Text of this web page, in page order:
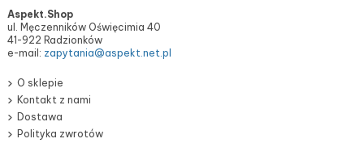
Aspekt.Shop
ul. Męczenników Oświęcimia 40
41-922 Radzionków
e-mail: zapytania@aspekt.net.pl
O sklepie
Kontakt z nami
Dostawa
Polityka zwrotów